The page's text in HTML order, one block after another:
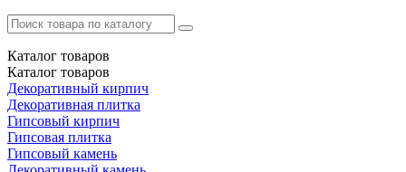
Каталог товаров
Каталог товаров
Декоративный кирпич
Декоративная плитка
Гипсовый кирпич
Гипсовая плитка
Гипсовый камень